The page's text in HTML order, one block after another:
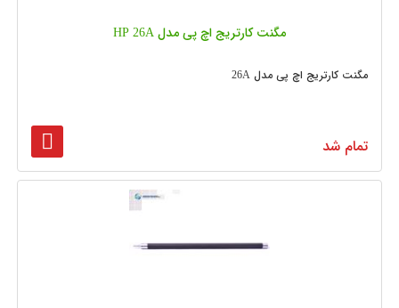
مگنت کارتریج اچ پی مدل HP 26A
مگنت کارتریج اچ پی مدل 26A
تمام شد